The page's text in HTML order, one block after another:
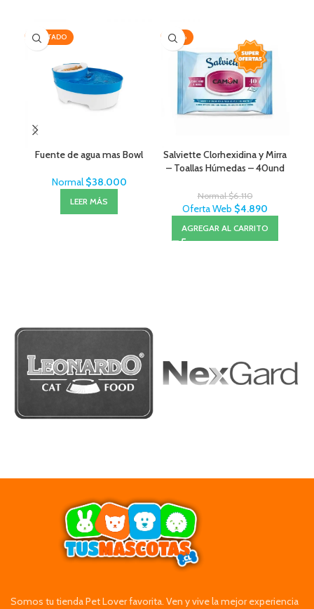
AGOTADO
Fuente de agua mas Bowl
Normal $38.000
LEER MÁS
-20%
Salviette Clorhexidina y Mirra
– Toallas Húmedas – 40und
Normal$6.110
Oferta Web $4.890
AGREGAR AL CARRITO
Somos tu tienda Pet Lover favorita. Ven y vive la mejor experiencia